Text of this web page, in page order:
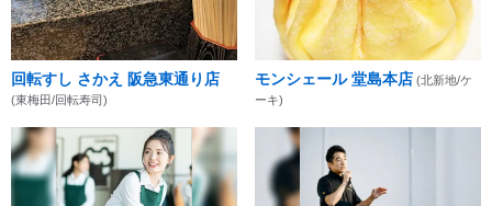
回転すし さかえ 阪急東通り店
(東梅田/回転寿司)
モンシェール 堂島本店 (北新地/ケ
ーキ)